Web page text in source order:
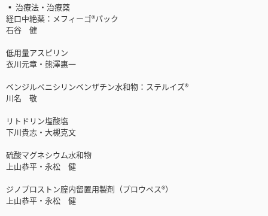
▪ 治療法・治療薬
経口中絶薬：メフィーゴ®パック
石谷 健
低用量アスピリン
衣川元章・熊澤惠一
ベンジルペニシリンベンザチン水和物：ステルイズ®
川名 敬
リトドリン塩酸塩
下川貴志・大槻克文
硫酸マグネシウム水和物
上山恭平・永松 健
ジノプロストン腟内留置用製剤（プロウペス®）
上山恭平・永松 健